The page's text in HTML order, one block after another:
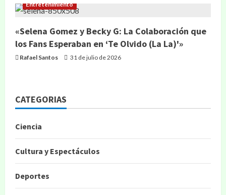
Entretenimiento
«Selena Gomez y Becky G: La Colaboración que
los Fans Esperaban en ‘Te Olvido (La La)'»
Rafael Santos 31 de julio de 2026
CATEGORIAS
Ciencia
Cultura y Espectáculos
Deportes